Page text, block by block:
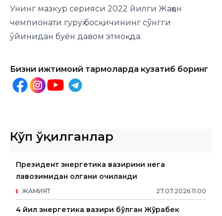
Унинг мазкур серияси 2022 йилги Жаҳон
чемпионати гуруҳ босқичининг сўнгги
ўйинидан буён давом этмоқда.
Бизни ижтимоий тармоқларда кузатиб боринг
Кўп ўқилганлар
Президент энергетика вазирини нега
лавозимидан олгани очиқланди
27.07.2026 11:00
ЖАМИЯТ
4 йил энергетика вазири бўлган Жўрабек